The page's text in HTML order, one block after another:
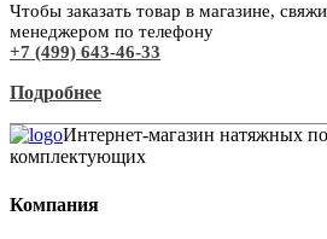
Чтобы заказать товар в магазине,
менеджером по телефону
+7 (499) 643-46-33
Подробнее
Интернет-магазин натяжных
комплектующих
Компания